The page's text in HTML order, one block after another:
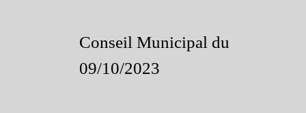
Conseil Municipal du
09/10/2023